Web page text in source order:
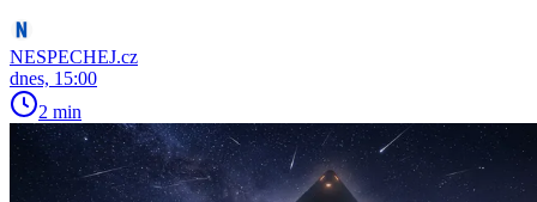
NESPECHEJ.cz
dnes, 15:00
2 min